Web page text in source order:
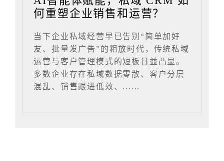
何重塑企业销售和运营？
当下企业私域经营早已告别“简单加好
友、批量发广告”的粗放时代，传统私域
运营与客户管理模式的短板日益凸显。
多数企业存在私域数据零散、客户分层
混乱、销售跟进低效、......